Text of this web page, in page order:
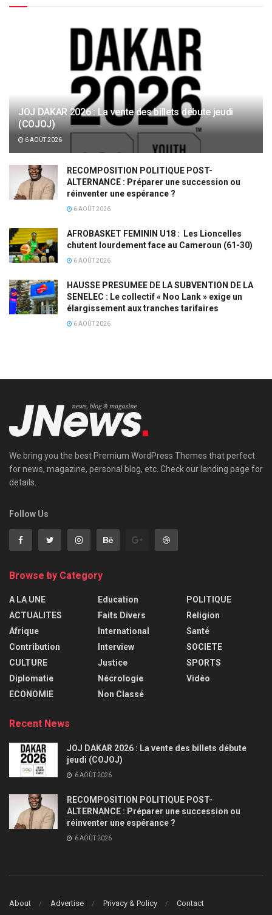
JOJ DAKAR 2026 : La vente des billets débute jeudi
(COJOJ)
6 AOÛT 2026
RECOMPOSITION POLITIQUE POST-
ALTERNANCE : Préparer une succession ou
réinventer une espérance ?
6 AOÛT 2026
AFROBASKET FEMININ U18 : Les Lioncelles
chutent lourdement face au Cameroun (61-30)
6 AOÛT 2026
HAUSSE PRESUMEE DE LA SUBVENTION DE LA
SENELEC : Le collectif « Noo Lank » exige un
élargissement aux tranches tarifaires
6 AOÛT 2026
We bring you the best Premium WordPress Themes that perfect
for news, magazine, personal blog, etc. Check our landing page for
details.
Follow Us
Browse by Category
A LA UNE
ACTUALITES
Afrique
Contribution
CULTURE
Diplomatie
ECONOMIE
Education
Faits Divers
International
Interview
Justice
Nécrologie
Non Classé
POLITIQUE
Religion
Santé
SOCIETE
SPORTS
Vidéo
Recent News
JOJ DAKAR 2026 : La vente des billets débute
jeudi (COJOJ)
6 AOÛT 2026
RECOMPOSITION POLITIQUE POST-
ALTERNANCE : Préparer une succession ou
réinventer une espérance ?
6 AOÛT 2026
About Advertise Privacy & Policy Contact